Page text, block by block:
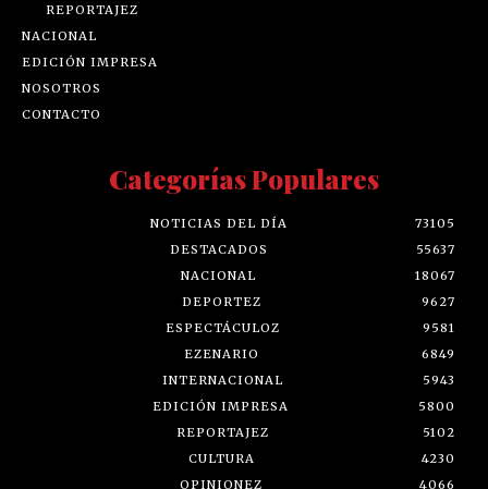
REPORTAJEZ
NACIONAL
EDICIÓN IMPRESA
NOSOTROS
CONTACTO
Categorías Populares
NOTICIAS DEL DÍA
73105
DESTACADOS
55637
NACIONAL
18067
DEPORTEZ
9627
ESPECTÁCULOZ
9581
EZENARIO
6849
INTERNACIONAL
5943
EDICIÓN IMPRESA
5800
REPORTAJEZ
5102
CULTURA
4230
OPINIONEZ
4066